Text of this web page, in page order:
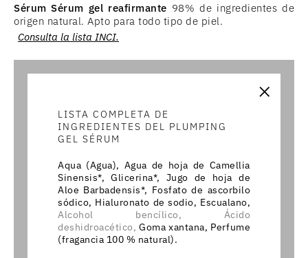
Sérum Sérum gel reafirmante 98% de ingredientes de
origen natural. Apto para todo tipo de piel.
Consulta la lista INCI.
×
LISTA COMPLETA DE
INGREDIENTES DEL PLUMPING
GEL SÉRUM
Aqua (Agua), Agua de hoja de Camellia
Sinensis*, Glicerina*, Jugo de hoja de
Aloe Barbadensis*, Fosfato de ascorbilo
sódico, Hialuronato de sodio, Escualano,
Alcohol bencílico, Ácido
deshidroacético, Goma xantana, Perfume
(fragancia 100 % natural).